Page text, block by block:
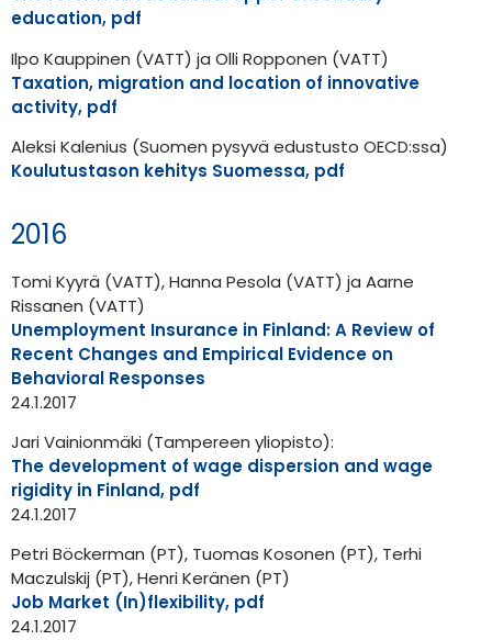
education, pdf
Ilpo Kauppinen (VATT) ja Olli Ropponen (VATT)
Taxation, migration and location of innovative
activity, pdf
Aleksi Kalenius (Suomen pysyvä edustusto OECD:ssa)
Koulutustason kehitys Suomessa, pdf
2016
Tomi Kyyrä (VATT), Hanna Pesola (VATT) ja Aarne
Rissanen (VATT)
Unemployment Insurance in Finland: A Review of
Recent Changes and Empirical Evidence on
Behavioral Responses
24.1.2017
Jari Vainionmäki (Tampereen yliopisto):
The development of wage dispersion and wage
rigidity in Finland, pdf
24.1.2017
Petri Böckerman (PT), Tuomas Kosonen (PT), Terhi
Maczulskij (PT), Henri Keränen (PT)
Job Market (In)flexibility, pdf
24.1.2017